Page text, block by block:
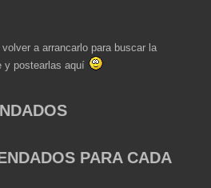
a arrancarlo para buscar la
y postearlas aquí
PARA CADA